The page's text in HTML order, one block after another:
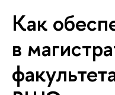
Как
в